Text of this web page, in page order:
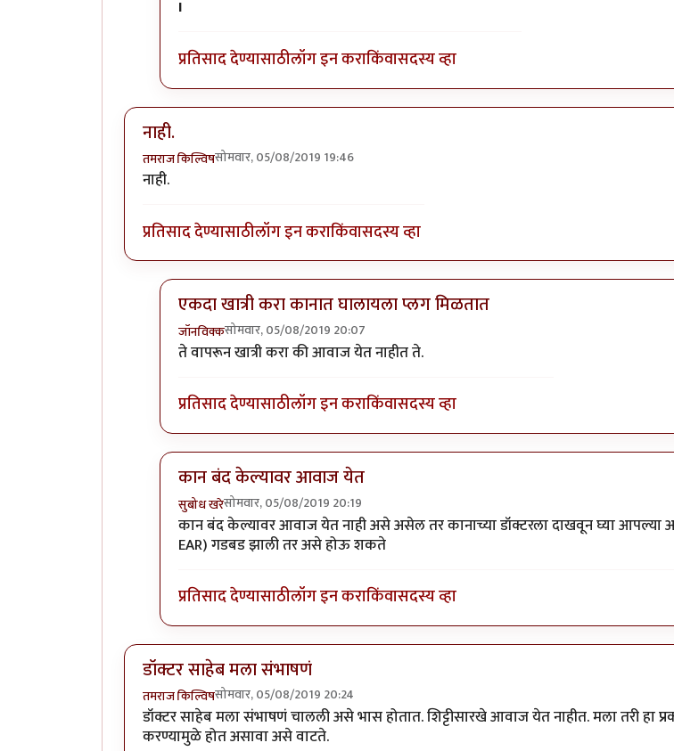
In reply to
I
प्रतिसाद देण्यासाठीलॉग इन कराकिंवासदस्य व्हा
नाही.
तमराज किल्विषसोमवार, 05/08/2019 19:46
नाही.
प्रतिसाद देण्यासाठीलॉग इन कराकिंवासदस्य व्हा
एकदा खात्री करा कानात घालायला प्लग मिळतात
जॉनविक्कसोमवार, 05/08/2019 20:07
In reply toनाही.byतमराज किल्विष
ते वापरून खात्री करा की आवाज येत नाहीत ते.
प्रतिसाद देण्यासाठीलॉग इन कराकिंवासदस्य व्हा
कान बंद केल्यावर आवाज येत
सुबोध खरेसोमवार, 05/08/2019 20:19
In reply toनाही.byतमराज किल्विष
कान बंद केल्यावर आवाज येत नाही असे असेल तर कानाच्या डॉक्टरला दाखवून घ्या आपल्या
EAR) गडबड झाली तर असे होऊ शकते
प्रतिसाद देण्यासाठीलॉग इन कराकिंवासदस्य व्हा
डॉक्टर साहेब मला संभाषणं
तमराज किल्विषसोमवार, 05/08/2019 20:24
डॉक्टर साहेब मला संभाषणं चालली असे भास होतात. शिट्टीसारखे आवाज येत नाहीत. मला तरी हा
करण्यामुळे होत असावा असे वाटते.